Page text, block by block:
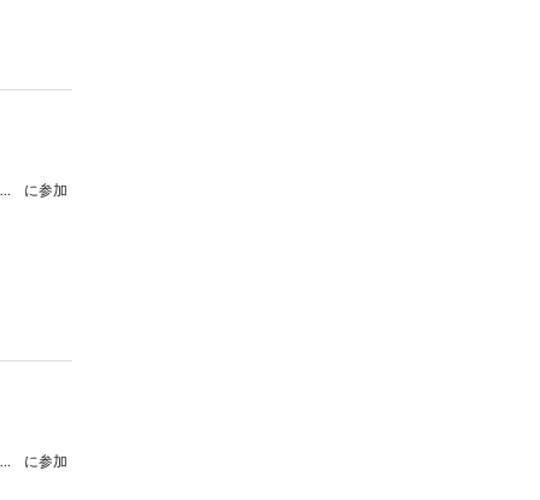
群馬県立前橋東高等学校吹奏楽部第４５回定期演奏会 に参加
群馬県立前橋東高等学校吹奏楽部第４５回定期演奏会 に参加